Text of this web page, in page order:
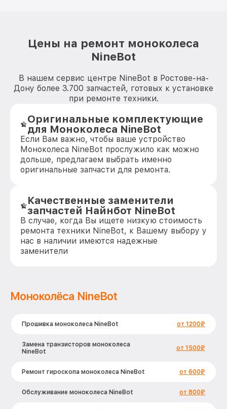
Цены на ремонт моноколеса
NineBot
В нашем сервис центре NineBot в Ростове-на-
Дону более 3.700 запчастей, готовых к установке
при ремонте техники.
Оригинальные комплектующие
для Моноколеса NineBot
Если Вам важно, чтобы ваше устройство
Моноколеса NineBot прослужило как можно
дольше, предлагаем выбрать именно
оригинальные запчасти для ремонта.
Качественные заменители
запчастей Найнбот NineBot
В случае, когда Вы ищете низкую стоимость
ремонта техники NineBot, к Вашему выбору у
нас в наличии имеются надежные
заменители
Моноколёса NineBot
Прошивка моноколеса NineBot от 1200₽
Замена транзисторов моноколеса
NineBot
от 1500₽
Ремонт гироскопа моноколеса NineBot от 600₽
Обслуживание моноколеса NineBot от 800₽